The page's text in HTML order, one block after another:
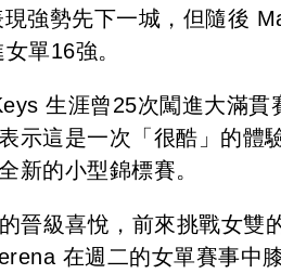
強勢先下一城，但隨後
單16強。
生涯曾25次闖進大滿
示這是一次「很酷」的體
新的小型錦標賽。
晉級喜悅，前來挑戰女雙
在週二的女單賽事中